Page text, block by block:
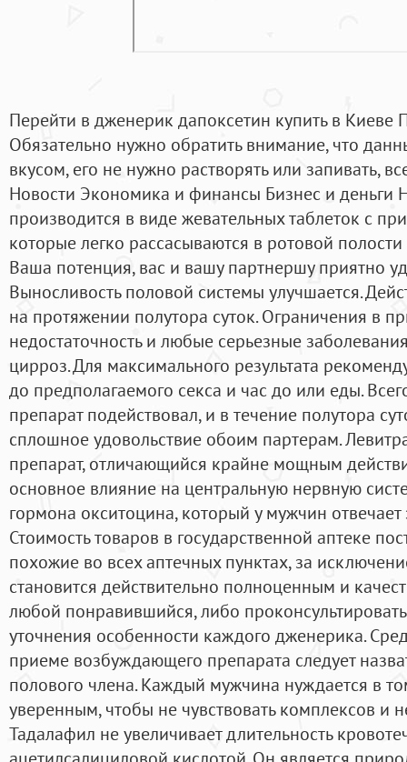
Перейти в дженерик дапоксетин купить в Киеве
Обязательно нужно обратить внимание, что
вкусом, его не нужно растворять или запивать,
Новости Экономика и финансы Бизнес и деньги
производится в виде жевательных таблеток с
которые легко рассасываются в ротовой
Ваша потенция, вас и вашу партнершу приятно
Выносливость половой системы улучшается.
на протяжении полутора суток. Ограничения в
недостаточность и любые серьезные
цирроз. Для максимального результата
до предполагаемого секса и час до или еды.
препарат подействовал, и в течение полутора
сплошное удовольствие обоим партерам.
препарат, отличающийся крайне мощным
основное влияние на центральную нервную
гормона окситоцина, который у мужчин отвечает
Стоимость товаров в государственной аптеке
похожие во всех аптечных пунктах, за
становится действительно полноценным и
любой понравившийся, либо
уточнения особенности каждого дженерика.
приеме возбуждающего препарата следует
полового члена. Каждый мужчина нуждается в
уверенным, чтобы не чувствовать комплексов и
Тадалафил не увеличивает длительность